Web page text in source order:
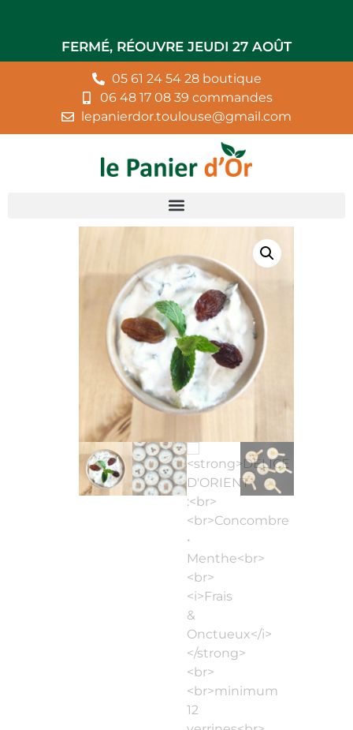
FERMÉ, RÉOUVRE JEUDI 27 AOÛT
05 61 24 54 28 boutique
06 48 17 08 39 commandes
lepanierdor.toulouse@gmail.com